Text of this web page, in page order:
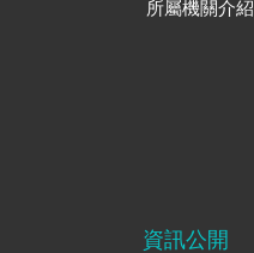
所屬機關介紹
資訊公開